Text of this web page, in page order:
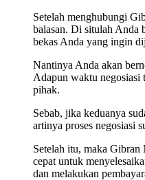
Setelah menghubungi
balasan. Di situlah Anda
bekas Anda yang ingin
Nantinya Anda akan
Adapun waktu negosiasi
pihak.
Sebab, jika keduanya
artinya proses negosiasi
Setelah itu, maka
cepat untuk
dan melakukan